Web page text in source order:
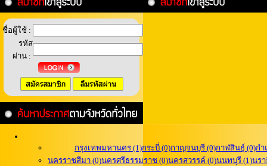
ชื่อผู้ใช้ :
รหัส
ผ่าน :
กรุงเทพมหานคร (1)กระบี่ (0)กาญจนบุรี (0)กาฬสินธุ์ (0)กำ
นครราชสีมา (0)นครศรีธรรมราช (0)นครสวรรค์ (0)นนทบุรี (1)นรา